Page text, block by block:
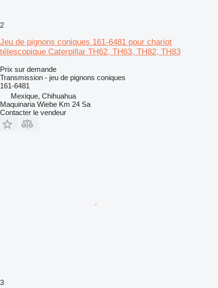
2
Jeu de pignons coniques 161-6481 pour chariot
télescopique Caterpillar TH62, TH63, TH82, TH83
Prix sur demande
Transmission - jeu de pignons coniques
161-6481
Mexique, Chihuahua
Maquinaria Wiebe Km 24 Sa
Contacter le vendeur
3